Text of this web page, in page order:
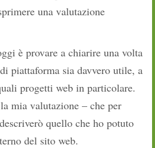
una valutazione
è provare a chiarire una volta
piattaforma sia davvero utile, a
progetti web in particolare.
mia valutazione – che per
quello che ho potuto
del sito web.